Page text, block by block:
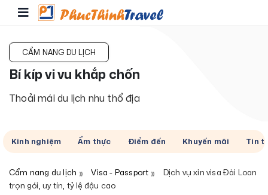
CẨM NANG DU LỊCH
Bí kíp vi vu khắp chốn
Thoải mái du lịch nhu thổ địa
Kinh nghiệm Ẩm thực Điểm đến Khuyến mãi Tin
Cẩm nang du lịch Visa - Passport
Dịch vụ xin visa Đài Loan
trọn gói, uy tín, tỷ lệ đậu cao